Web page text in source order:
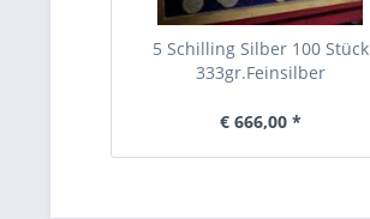
5 Schilling Silber 100 Stück
333gr.Feinsilber
€ 666,00 *